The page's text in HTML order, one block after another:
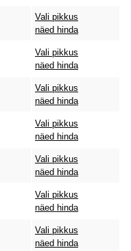
Vali pikkus
näed hinda
Vali pikkus
näed hinda
Vali pikkus
näed hinda
Vali pikkus
näed hinda
Vali pikkus
näed hinda
Vali pikkus
näed hinda
Vali pikkus
näed hinda